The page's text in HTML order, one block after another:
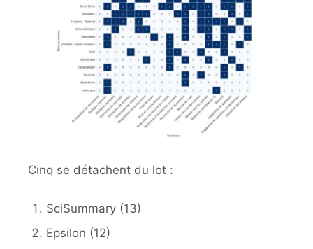
Cinq se détachent du lot :
SciSummary (13)
Epsilon (12)